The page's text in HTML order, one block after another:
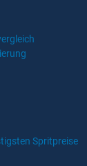
Spritpreise